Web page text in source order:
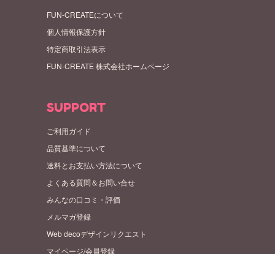
FUN-CREATEについて
個人情報保護方針
特定商取引法表示
FUN-CREATE 株式会社ホームページ
SUPPORT
ご利用ガイド
品質基準について
送料とお支払い方法について
よくある質問＆お問い合せ
みんなの口コミ・評価
メルマガ登録
Web decoデザインリクエスト
マイページ/会員登録